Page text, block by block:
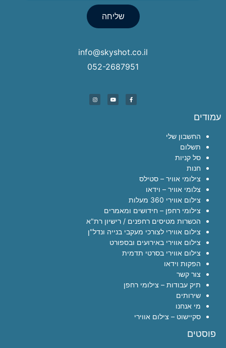
שליחה
info@skyshot.co.il
052-2687951
עמודים
החשבון שלי
תשלום
סל קניות
חנות
צילומי אוויר – סטילס
צלומי אוויר – וידאו
צילום אווירי 360 מעלות
צילומי רחפן – חידושים ומאמרים
הכשרות מטיסים רחפנים / רישיון רת"א
צילום אווירי לצורכי מעקבי בנייה ונדל"ן
צילום אווירי באירועים ובספורט
צילום אווירי בסרטי תדמית
הפקות וידאו
צור קשר
תיק עבודות – צילומי רחפן
שירותים
מי אנחנו
סקיישוט – צילום אווירי
פוסטים